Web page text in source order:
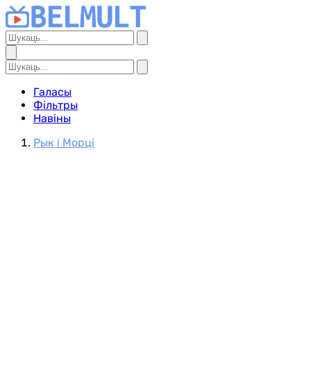
Галасы
Фільтры
Навіны
Рык і Морці